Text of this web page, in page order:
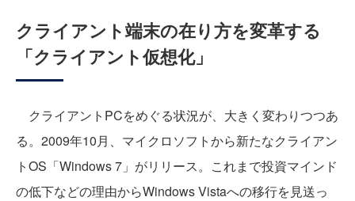
クライアント端末の在り方を変革する
「クライアント仮想化」
クライアントPCをめぐる状況が、大きく変わりつつあ
る。2009年10月、マイクロソフトから新たなクライアン
トOS「Windows 7」がリリース。これまで投資マインド
の低下などの理由からWindows Vistaへの移行を見送っ